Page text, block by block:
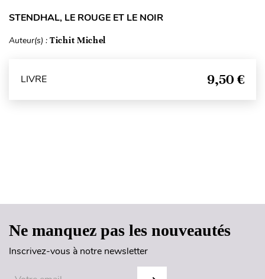
STENDHAL, LE ROUGE ET LE NOIR
Auteur(s) : Tichit Michel
LIVRE 9,50 €
Ne manquez pas les nouveautés
Inscrivez-vous à notre newsletter